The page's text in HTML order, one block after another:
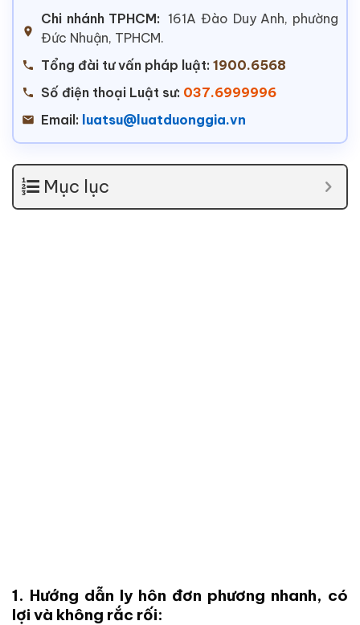
Chi nhánh TPHCM: 161A Đào Duy Anh, phường
Đức Nhuận, TPHCM.
Tổng đài tư vấn pháp luật: 1900.6568
Số điện thoại Luật sư: 037.6999996
Email: luatsu@luatduonggia.vn
Mục lục
1. Hướng dẫn ly hôn đơn phương nhanh, có
lợi và không rắc rối: